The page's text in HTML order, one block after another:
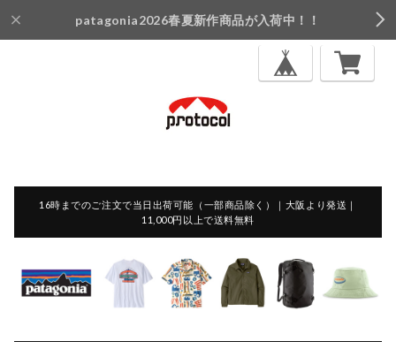
patagonia2026春夏新作商品が入荷中！！
16時までのご注文で当日出荷可能（一部商品除く）｜大阪より発送｜
11,000円以上で送料無料